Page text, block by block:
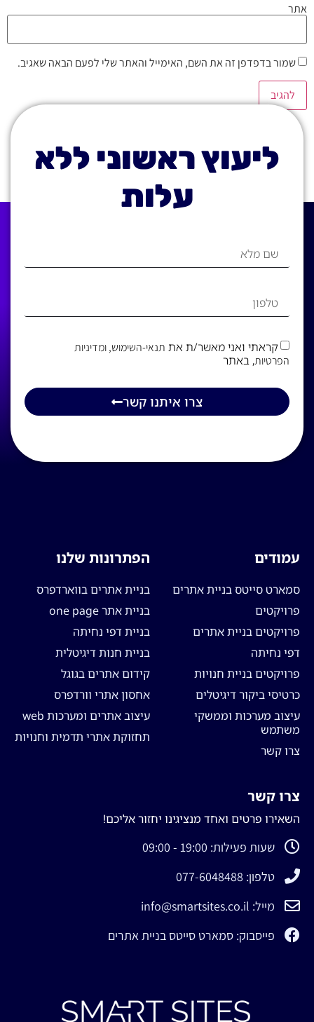
אתר
שמור בדפדפן זה את השם, האימייל והאתר שלי לפעם הבאה שאגיב.
ליעוץ ראשוני ללא
עלות
קראתי ואני מאשר/ת את תנאי-השימוש, ומדיניות
הפרטיות, באתר
צרו איתנו קשר
עמודים
סמארט סייטס בניית אתרים
פרויקטים
פרויקטים בניית אתרים
דפי נחיתה
פרויקטים בניית חנויות
כרטיסי ביקור דיגיטלים
עיצוב מערכות וממשקי
משתמש
צרו קשר
הפתרונות שלנו
בניית אתרים בווארדפרס
בניית אתר one page
בניית דפי נחיתה
בניית חנות דיגיטלית
קידום אתרים בגוגל
אחסון אתרי וורדפרס
עיצוב אתרים ומערכות web
תחזוקת אתרי תדמית וחנויות
צרו קשר
השאירו פרטים ואחד מנציגינו יחזור אליכם!
שעות פעילות: 19:00 - 09:00
טלפון: 077-6048488
מייל: info@smartsites.co.il
פייסבוק: סמארט סייטס בניית אתרים